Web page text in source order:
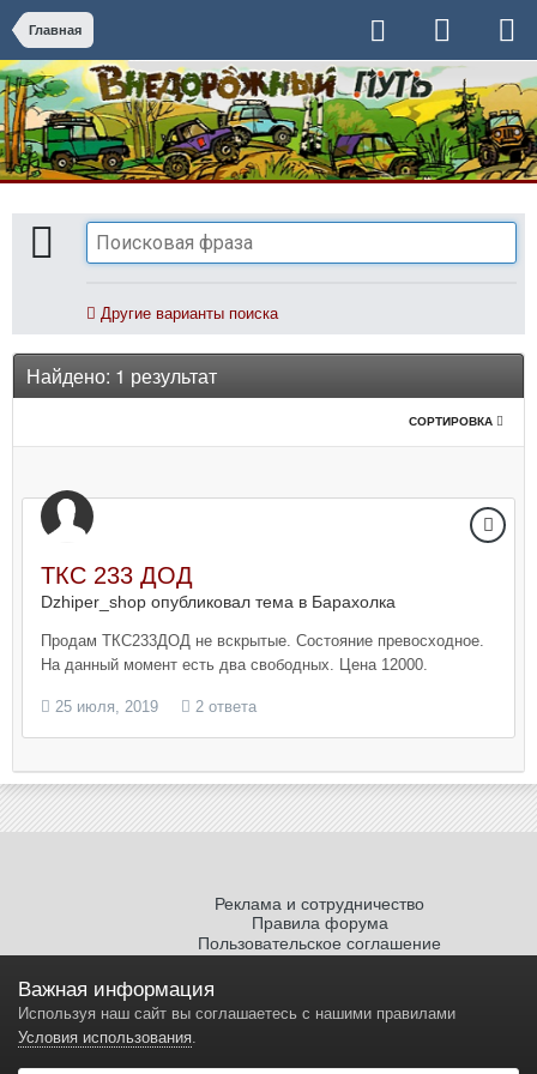
Главная
Другие варианты поиска
Найдено: 1 результат
СОРТИРОВКА
ТКС 233 ДОД
Dzhiper_shop опубликовал тема в Барахолка
Продам ТКС233ДОД не вскрытые. Состояние превосходное.
На данный момент есть два свободных. Цена 12000.
25 июля, 2019 2 ответа
Реклама и сотрудничество
Правила форума
Пользовательское соглашение
Важная информация
Используя наш сайт вы соглашаетесь с нашими правилами
Условия использования.